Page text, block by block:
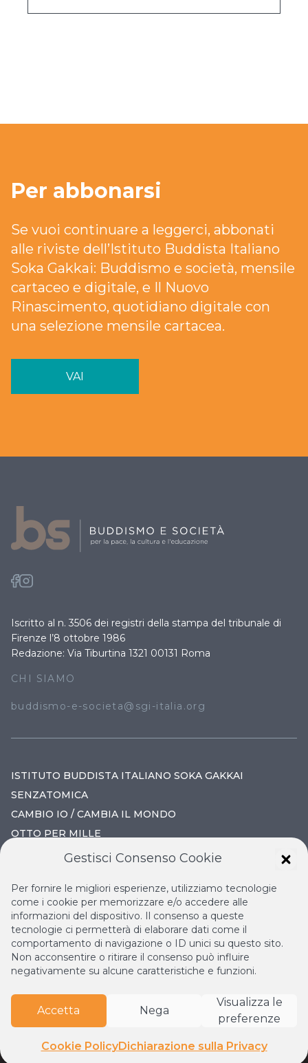
Per abbonarsi
Se vuoi continuare a leggerci, abbonati
alle riviste dell’Istituto Buddista Italiano
Soka Gakkai: Buddismo e società, mensile
cartaceo e digitale, e Il Nuovo
Rinascimento, quotidiano digitale con
una selezione mensile cartacea.
VAI
Iscritto al n. 3506 dei registri della stampa del tribunale di
Firenze l’8 ottobre 1986
Redazione: Via Tiburtina 1321 00131 Roma
CHI SIAMO
buddismo-e-societa@sgi-italia.org
ISTITUTO BUDDISTA ITALIANO SOKA GAKKAI
SENZATOMICA
CAMBIO IO / CAMBIA IL MONDO
OTTO PER MILLE
IL VOLO CONTINUO
LA BIBLIOTECA DI NICHIREN
ESPERIA
Istituto Buddista Italiano Soka Gakkai.
Firenze • Privacy
Gestisci Consenso Cookie
Per fornire le migliori esperienze, utilizziamo tecnologie
come i cookie per memorizzare e/o accedere alle
informazioni del dispositivo. Il consenso a queste
tecnologie ci permetterà di elaborare dati come il
comportamento di navigazione o ID unici su questo sito.
Non acconsentire o ritirare il consenso può influire
negativamente su alcune caratteristiche e funzioni.
Accetta Nega
Visualizza le
preferenze
Cookie PolicyDichiarazione sulla Privacy